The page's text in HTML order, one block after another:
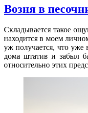
Возня в
Складывается такое
находится в моем
уж получается, что уже
дома штатив и забыл
относительно этих